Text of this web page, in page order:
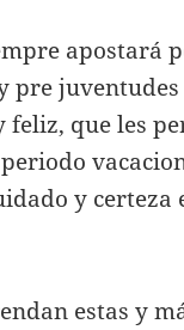
apostará
pre
feliz, que les
y certeza
estas y